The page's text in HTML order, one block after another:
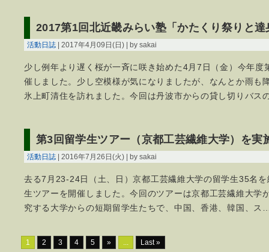
2017第1回北近畿みらい塾「かたくり祭りと達
活動日誌 | 2017年4月09日(日) | by sakai
少し例年より遅く桜が一斉に咲き始めた4月7日（金）今年度
催しました。少し空模様が気になりましたが、なんとか雨も
氷上町清住を訪れました。今回は丹波市からの貸し切りバス
第3回留学生ツアー（京都工芸繊維大学）を実
活動日誌 | 2016年7月26日(火) | by sakai
去る7月23-24日（土、日）京都工芸繊維大学の留学生35名
生ツアーを開催しました。今回のツアーは京都工芸繊維大学
究する大学からの短期留学生たちで、中国、香港、韓国、ス
1 2 3 4 5 » ... Last »